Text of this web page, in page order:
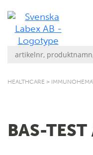
HEALTHCARE >
BAS-